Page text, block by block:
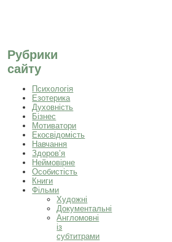
Рубрики
сайту
Психологія
Езотерика
Духовність
Бізнес
Мотиватори
Екосвідомість
Навчання
Здоров’я
Неймовірне
Особистість
Книги
Фільми
Художні
Документальні
Англомовні
із
субтитрами